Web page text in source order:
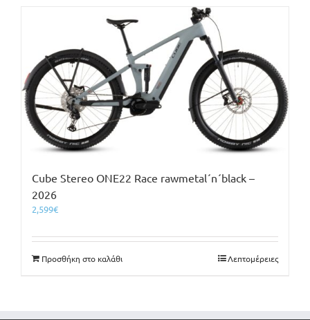
Cube Stereo ONE22 Race rawmetal´n´black –
2026
2,599€
Προσθήκη στο καλάθι Λεπτομέρειες